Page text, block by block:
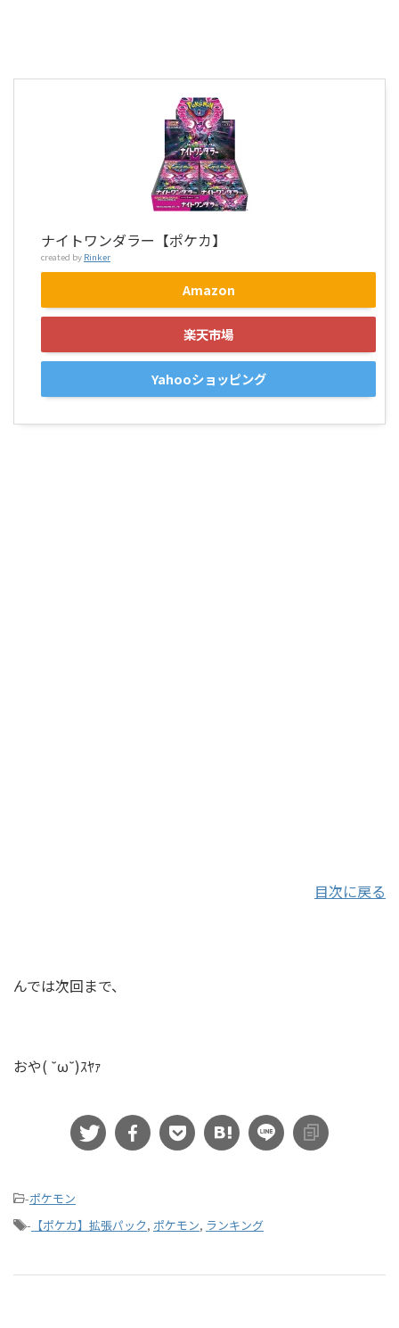
ナイトワンダラー【ポケカ】
created by Rinker
Amazon
楽天市場
Yahooショッピング
目次に戻る
んでは次回まで、
おや( ˘ω˘)ｽﾔｧ
-ポケモン
- 【ポケカ】拡張パック, ポケモン, ランキング